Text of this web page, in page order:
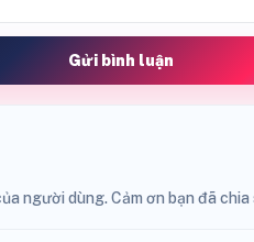
Gửi bình luận
người dùng. Cảm ơn bạn đã chia